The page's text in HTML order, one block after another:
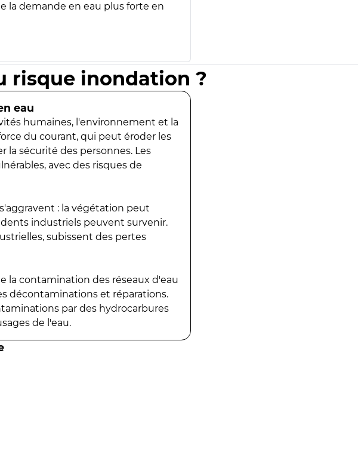
la demande en eau plus forte en
risque inondation ?
eau
humaines, l'environnement et la
du courant, qui peut éroder les
la sécurité des personnes. Les
avec des risques de
: la végétation peut
industriels peuvent survenir.
subissent des pertes
la contamination des réseaux d'eau
décontaminations et réparations.
par des hydrocarbures
de l'eau.